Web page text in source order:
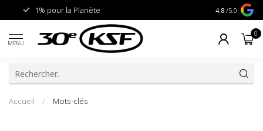
1% pour la Planète Livraison
4.8 /5.0
MENU
0
Accueil / Mots-clés